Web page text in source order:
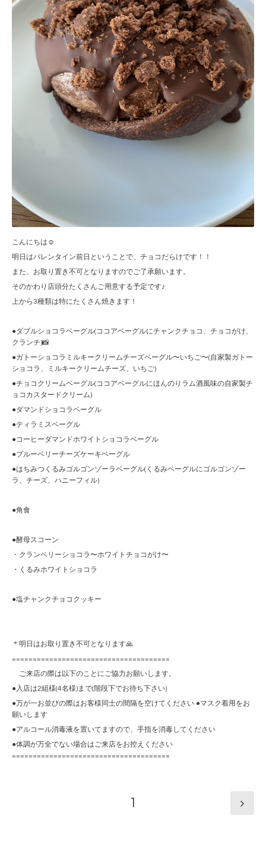
こんにちは☺︎
明日はバレンタイン前日ということで、チョコだらけです！！
また、お取り置き不可となりますのでご了承願います。
そのかわり店頭分たくさんご用意する予定です♪
上から3種類は特にたくさん焼きます！
●ダブルショコラベーグル(ココアベーグルにチャンクチョコ、チョコがけ、
クランチ)📸
●ガトーショコラミルキークリームチーズベーグル〜いちご〜(自家製ガトー
ショコラ、ミルキークリームチーズ、いちご)
●チョコクリームベーグル(ココアベーグルにほんのりラム酒風味の自家製チ
ョコカスタードクリーム)
●ダマンドショコラベーグル
●ティラミスベーグル
●コーヒーダマンドホワイトショコラベーグル
●ブルーベリーチーズケーキベーグル
●はちみつくるみゴルゴンゾーラベーグル(くるみベーグルにゴルゴンゾー
ラ、チーズ、ハニーフィル)
●角食
●酵母スコーン
・クランベリーショコラ〜ホワイトチョコがけ〜
・くるみホワイトショコラ
●塩チャンクチョコクッキー
＊明日はお取り置き不可となります🙏
======================================
ご来店の際は以下のことにご協力お願いします。
●入店は2組様(4名様)まで(階段下でお待ち下さい)
●万が一お並びの際はお客様同士の間隔を空けてください ●マスク着用をお
願いします
●アルコール消毒液を置いてますので、手指を消毒してください
●体調が万全でない場合はご来店をお控えください
======================================
1